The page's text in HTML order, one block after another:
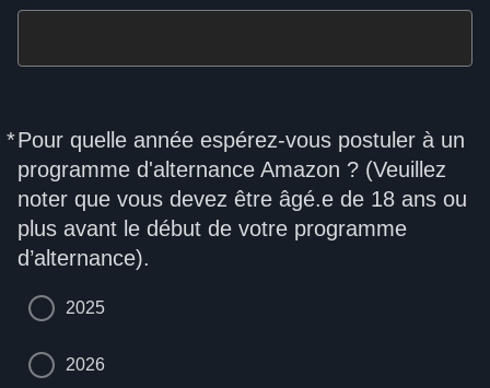
*Pour quelle année espérez-vous postuler à un
programme d'alternance Amazon ? (Veuillez
noter que vous devez être âgé.e de 18 ans ou
plus avant le début de votre programme
d’alternance).
Required
2025
2026